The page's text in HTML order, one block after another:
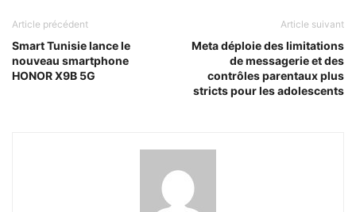
Article précédent
Smart Tunisie lance le
nouveau smartphone
HONOR X9B 5G
Article suivant
Meta déploie des limitations
de messagerie et des
contrôles parentaux plus
stricts pour les adolescents